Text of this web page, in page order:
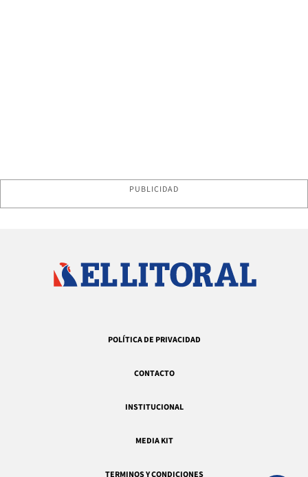
PUBLICIDAD
POLÍTICA DE PRIVACIDAD
CONTACTO
INSTITUCIONAL
MEDIA KIT